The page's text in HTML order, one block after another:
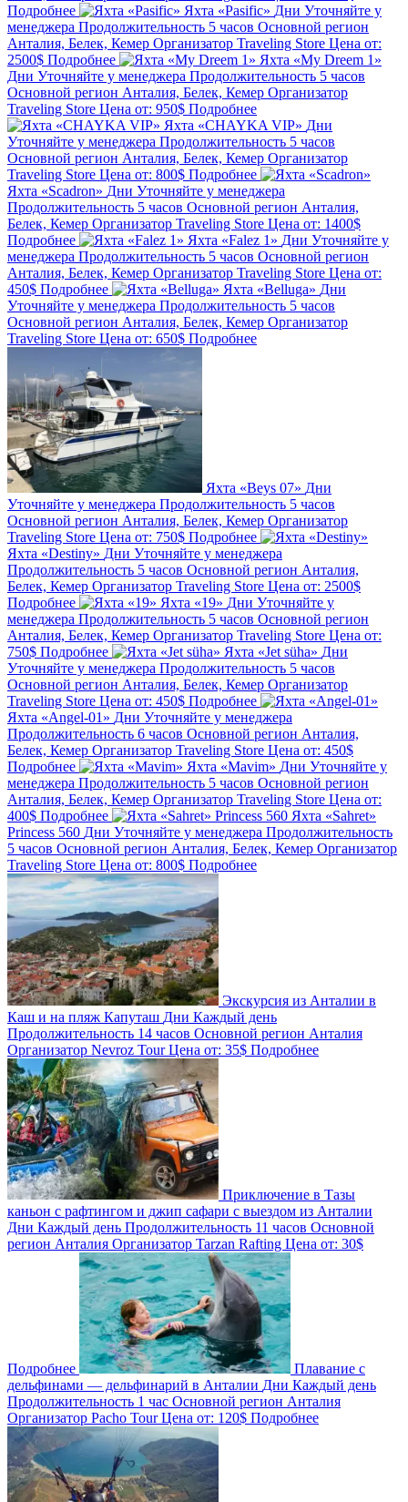
Подробнее
Яхта «Pasific» Дни Уточняйте у
менеджера Продолжительность 5 часов Основной регион
Анталия, Белек, Кемер Организатор Traveling Store Цена от:
2500$ Подробнее
Яхта «My Dreem 1»
Дни Уточняйте у менеджера Продолжительность 5 часов
Основной регион Анталия, Белек, Кемер Организатор
Traveling Store Цена от: 950$ Подробнее
Яхта «CHAYKA VIP» Дни
Уточняйте у менеджера Продолжительность 5 часов
Основной регион Анталия, Белек, Кемер Организатор
Traveling Store Цена от: 800$ Подробнее
Яхта «Scadron» Дни Уточняйте у менеджера
Продолжительность 5 часов Основной регион Анталия,
Белек, Кемер Организатор Traveling Store Цена от: 1400$
Подробнее
Яхта «Falez 1» Дни Уточняйте у
менеджера Продолжительность 5 часов Основной регион
Анталия, Белек, Кемер Организатор Traveling Store Цена от:
450$ Подробнее Яхта «Belluga» Дни
Уточняйте у менеджера Продолжительность 5 часов
Основной регион Анталия, Белек, Кемер Организатор
Traveling Store Цена от: 650$ Подробнее
Яхта «Beys 07» Дни
Уточняйте у менеджера Продолжительность 5 часов
Основной регион Анталия, Белек, Кемер Организатор
Traveling Store Цена от: 750$ Подробнее
Яхта «Destiny» Дни Уточняйте у менеджера
Продолжительность 5 часов Основной регион Анталия,
Белек, Кемер Организатор Traveling Store Цена от: 2500$
Подробнее
Яхта «19» Дни Уточняйте у
менеджера Продолжительность 5 часов Основной регион
Анталия, Белек, Кемер Организатор Traveling Store Цена от:
750$ Подробнее Яхта «Jet süha» Дни
Уточняйте у менеджера Продолжительность 5 часов
Основной регион Анталия, Белек, Кемер Организатор
Traveling Store Цена от: 450$ Подробнее
Яхта «Angel-01» Дни Уточняйте у менеджера
Продолжительность 6 часов Основной регион Анталия,
Белек, Кемер Организатор Traveling Store Цена от: 450$
Подробнее
Яхта «Mavim» Дни Уточняйте у
менеджера Продолжительность 5 часов Основной регион
Анталия, Белек, Кемер Организатор Traveling Store Цена от:
400$ Подробнее
Яхта «Sahret»
Princess 560 Дни Уточняйте у менеджера Продолжительность
5 часов Основной регион Анталия, Белек, Кемер Организатор
Traveling Store Цена от: 800$ Подробнее
Экскурсия из Анталии в
Каш и на пляж Капуташ Дни Каждый день
Продолжительность 14 часов Основной регион Анталия
Организатор Nevroz TourЦена от: 35$ Подробнее
Приключение в Тазы
каньон с рафтингом и джип сафари с выездом из Анталии
Дни Каждый день Продолжительность 11 часов Основной
регион Анталия Организатор Tarzan Rafting Цена от: 30$
Подробнее
Плавание с
дельфинами — дельфинарий в Анталии Дни Каждый день
Продолжительность 1 час Основной регион Анталия
Организатор Pacho TourЦена от: 120$ Подробнее